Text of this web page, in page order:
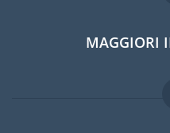
Guida
MAGGIORI